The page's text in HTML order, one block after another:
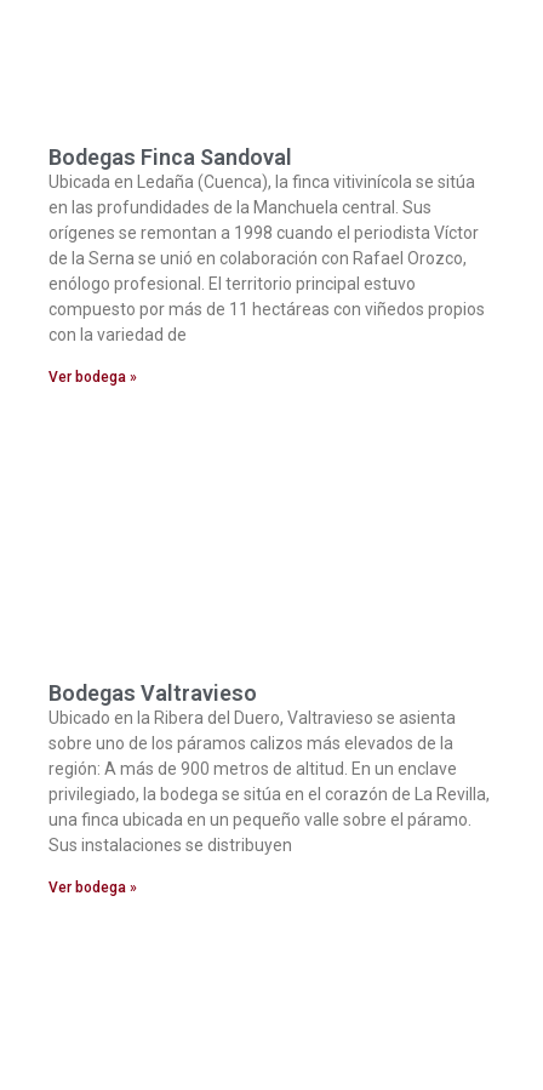
Bodegas Finca Sandoval
Ubicada en Ledaña (Cuenca), la finca vitivinícola se sitúa
en las profundidades de la Manchuela central. Sus
orígenes se remontan a 1998 cuando el periodista Víctor
de la Serna se unió en colaboración con Rafael Orozco,
enólogo profesional. El territorio principal estuvo
compuesto por más de 11 hectáreas con viñedos propios
con la variedad de
Ver bodega »
Bodegas Valtravieso
Ubicado en la Ribera del Duero, Valtravieso se asienta
sobre uno de los páramos calizos más elevados de la
región: A más de 900 metros de altitud. En un enclave
privilegiado, la bodega se sitúa en el corazón de La Revilla,
una finca ubicada en un pequeño valle sobre el páramo.
Sus instalaciones se distribuyen
Ver bodega »